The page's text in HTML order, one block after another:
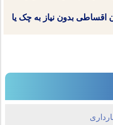
اقساطی بدون نیاز به چک یا